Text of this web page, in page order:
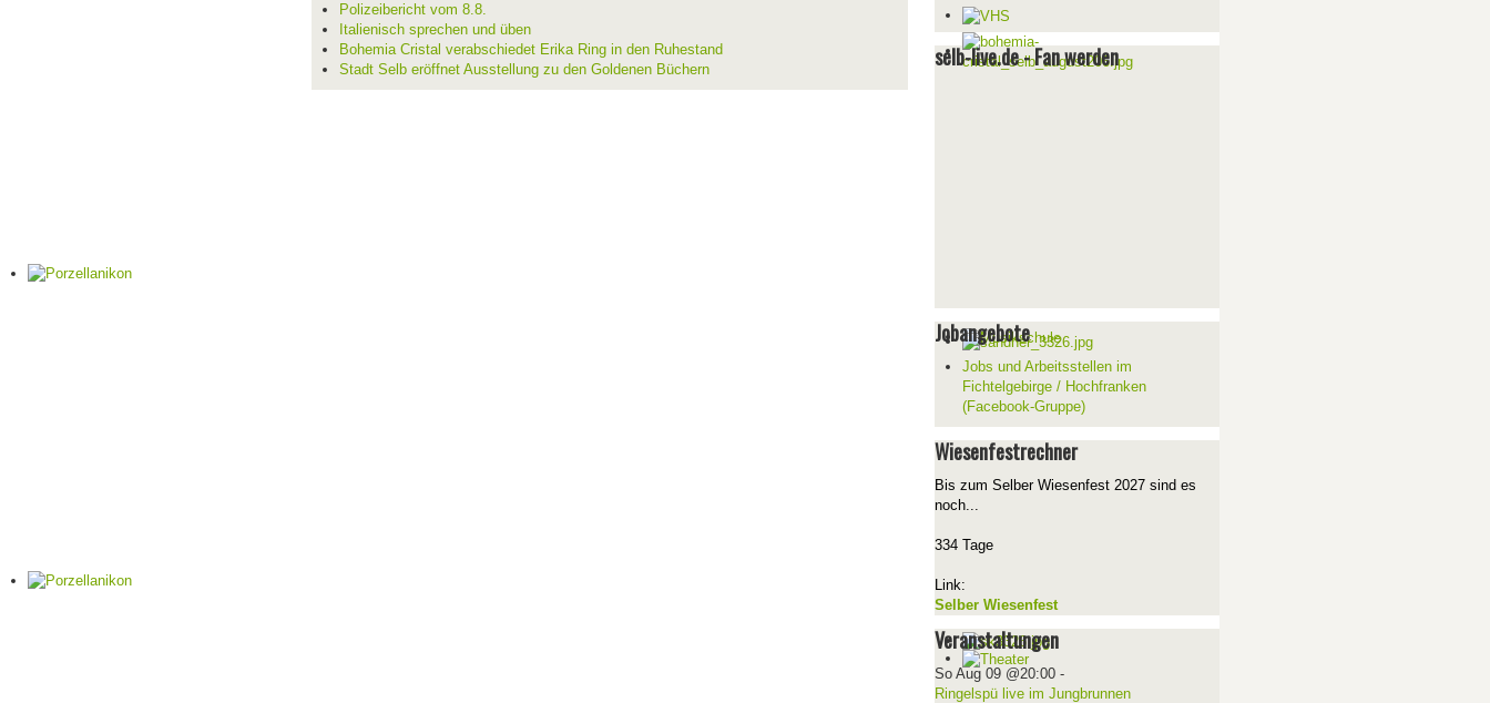
Polizeibericht vom 8.8.
Italienisch sprechen und üben
Bohemia Cristal verabschiedet Erika Ring in den Ruhestand
Stadt Selb eröffnet Ausstellung zu den Goldenen Büchern
selb-live.de - Fan werden
Jobangebote
Jobs und Arbeitsstellen im
Fichtelgebirge / Hochfranken
(Facebook-Gruppe)
Wiesenfestrechner
Bis zum Selber Wiesenfest 2027 sind es
noch...
334 Tage
Link:
Selber Wiesenfest
Veranstaltungen
So Aug 09 @20:00-
Ringelspü live im Jungbrunnen